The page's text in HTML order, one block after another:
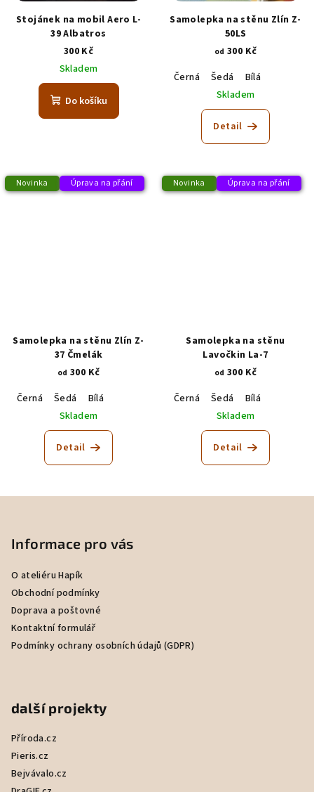
Stojánek na mobil Aero L-
39 Albatros
300 Kč
Skladem
Do košíku
Samolepka na stěnu Zlín Z-
50LS
od 300 Kč
Černá
Šedá
Bílá
Skladem
Detail
Novinka Úprava na přání
Samolepka na stěnu Zlín Z-
37 Čmelák
od 300 Kč
Černá
Šedá
Bílá
Skladem
Detail
Novinka Úprava na přání
Samolepka na stěnu
Lavočkin La-7
od 300 Kč
Černá
Šedá
Bílá
Skladem
Detail
Informace pro vás
O ateliéru Hapík
Obchodní podmínky
Doprava a poštovné
Kontaktní formulář
Podmínky ochrany osobních údajů (GDPR)
další projekty
Příroda.cz
Pieris.cz
Bejvávalo.cz